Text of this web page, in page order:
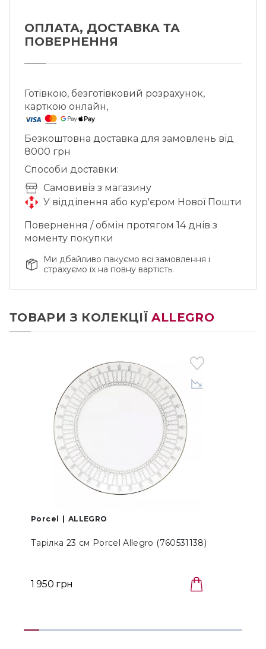
ОПЛАТА, ДОСТАВКА ТА
ПОВЕРНЕННЯ
Готівкою, безготівковий розрахунок,
карткою онлайн,
Безкоштовна доставка для замовлень від
8000 грн
Способи доставки:
Cамовивіз з магазину
У відділення або кур'єром Нової Пошти
Повернення / обмін протягом 14 днів з
моменту покупки
Ми дбайливо пакуємо всі замовлення і
страхуємо їх на повну вартість.
ТОВАРИ З КОЛЕКЦІЇALLEGRO
Porcel ALLEGRO
Тарілка 23 см Porcel Allegro (760531138)
1 950 грн